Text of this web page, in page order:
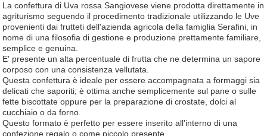
La confettura di Uva rossa Sangiovese viene prodotta direttamente in
agriturismo seguendo il procedimento tradizionale utilizzando le Uve
provenienti dai frutteti dell'azienda agricola della famiglia Serafini, in
nome di una filosofia di gestione e produzione prettamente familiare,
semplice e genuina.
E' presente un alta percentuale di frutta che ne determina un sapore
corposo con una consistenza vellutata.
Questa confettura è ideale per essere accompagnata a formaggi sia
delicati che saporiti; è ottima anche semplicemente sul pane o sulle
fette biscottate oppure per la preparazione di crostate, dolci al
cucchiaio o da forno.
Questo formato è perfetto per essere inserito all'interno di una
confezione regalo o come piccolo presente.